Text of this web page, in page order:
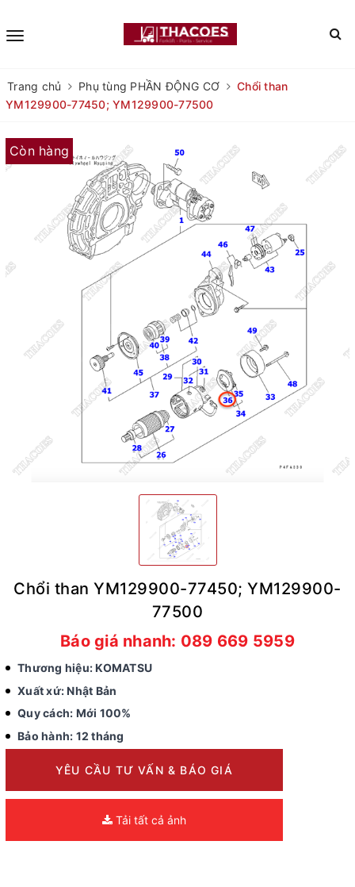
Trang chủ Phụ tùng PHẦN ĐỘNG CƠ
Chổi than
YM129900-77450; YM129900-77500
Còn hàng
Chổi than YM129900-77450; YM129900-
77500
Báo giá nhanh: 089 669 5959
Thương hiệu: KOMATSU
Xuất xứ: Nhật Bản
Quy cách: Mới 100%
Bảo hành: 12 tháng
YÊU CẦU TƯ VẤN & BÁO GIÁ
Tải tất cả ảnh